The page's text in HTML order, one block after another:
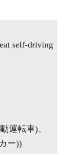
self-driving
運転車)、
ー))